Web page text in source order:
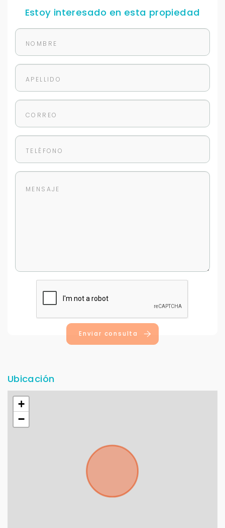
Estoy interesado en esta propiedad
Enviar consulta
Ubicación
+
−
+598
Tus datos están seguros
No compartimos tu información ni enviamos spam.
Uso exclusivo